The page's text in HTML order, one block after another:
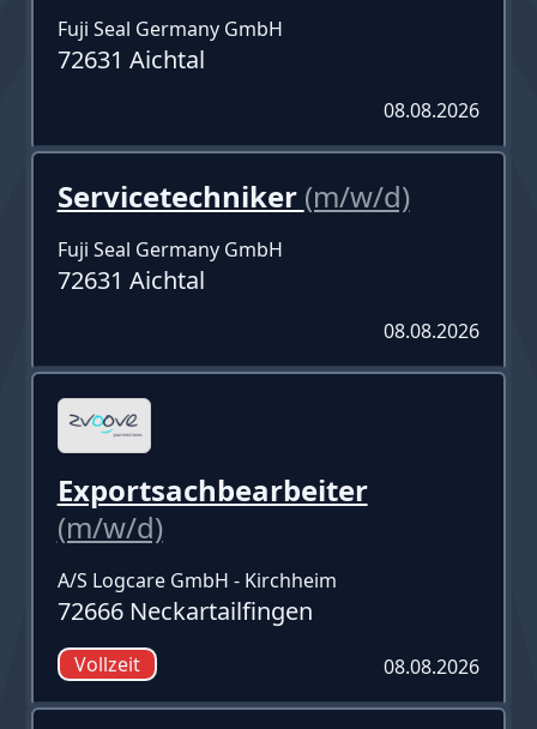
Fuji Seal Germany GmbH
72631 Aichtal
08.08.2026
Servicetechniker (m/w/d)
Fuji Seal Germany GmbH
72631 Aichtal
08.08.2026
Exportsachbearbeiter
(m/w/d)
A/S Logcare GmbH - Kirchheim
72666 Neckartailfingen
Vollzeit 08.08.2026